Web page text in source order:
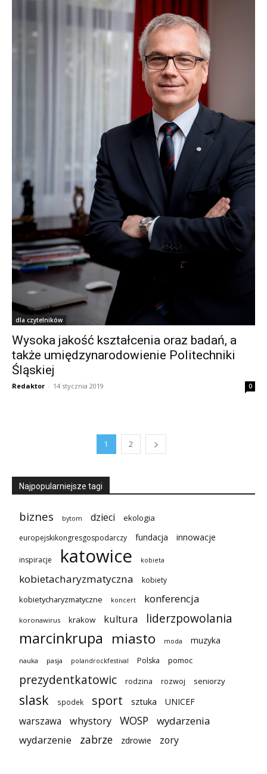
dla czytelników
Wysoka jakość kształcenia oraz badań, a
także umiędzynarodowienie Politechniki
Śląskiej
Redaktor - 14 stycznia 2019 0
1 2
Najpopularniejsze tagi
biznes bytom dzieci ekologia
europejskikongresgospodarczy fundacja innowacje
inspiracje katowice kobieta
kobietacharyzmatyczna kobiety
kobietycharyzmatyczne koncert konferencja
koronawirus krakow kultura liderzpowolania
marcinkrupa miasto moda muzyka
nauka pasja polandrockfestival Polska pomoc
prezydentkatowic rodzina rozwoj seniorzy
slask spodek sport sztuka UNICEF
warszawa whystory WOSP
wydarzenia
wydarzenie
zabrze zdrowie zory